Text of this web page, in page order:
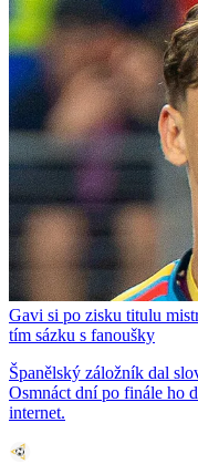
Gavi si po zisku titulu
tím sázku s fanoušky
Španělský záložník dal
Osmnáct dní po finále ho
internet.